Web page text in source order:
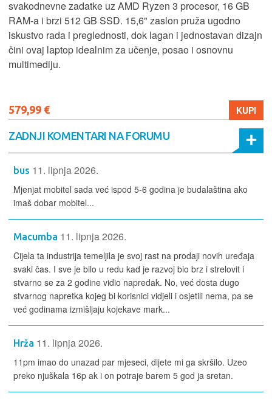
svakodnevne zadatke uz AMD Ryzen 3 procesor, 16 GB
RAM-a i brzi 512 GB SSD. 15,6" zaslon pruža ugodno
iskustvo rada i preglednosti, dok lagan i jednostavan dizajn
čini ovaj laptop idealnim za učenje, posao i osnovnu
multimediju.
579,99 € KUPI
ZADNJI KOMENTARI NA FORUMU
bus 11. lipnja 2026.
Mjenjat mobitel sada već ispod 5-6 godina je budalaština ako
imaš dobar mobitel...
Macumba 11. lipnja 2026.
Cijela ta industrija temeljila je svoj rast na prodaji novih uređaja
svaki čas. I sve je bilo u redu kad je razvoj bio brz i strelovit i
stvarno se za 2 godine vidio napredak. No, već dosta dugo
stvarnog napretka kojeg bi korisnici vidjeli i osjetili nema, pa se
već godinama izmišljaju kojekave mark...
Hrža 11. lipnja 2026.
11pm imao do unazad par mjeseci, dijete mi ga skršilo. Uzeo
preko njuškala 16p ak i on potraje barem 5 god ja sretan.